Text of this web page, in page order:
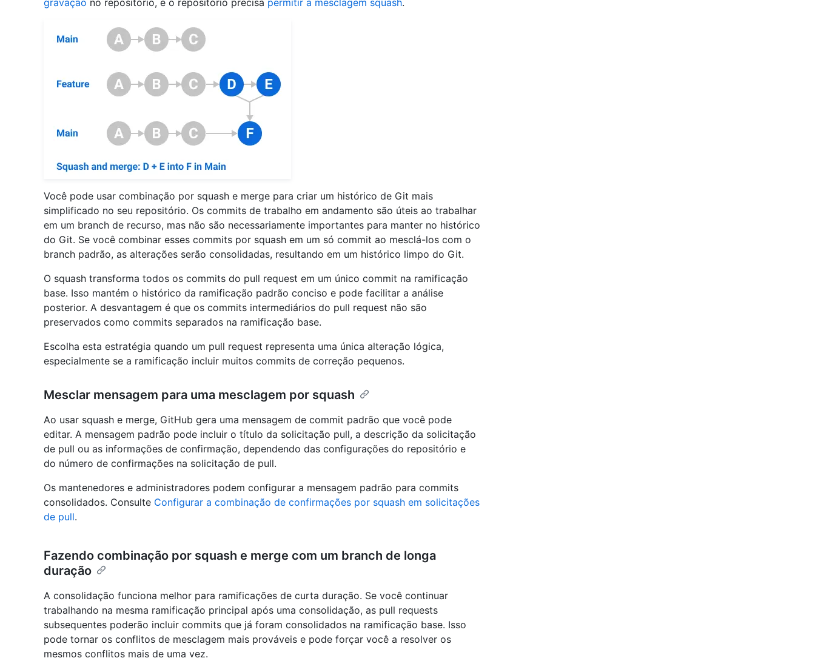
gravação no repositório, e o repositório precisa permitir a mesclagem squash.
Você pode usar combinação por squash e merge para criar um histórico de Git mais
simplificado no seu repositório. Os commits de trabalho em andamento são úteis ao trabalhar
em um branch de recurso, mas não são necessariamente importantes para manter no histórico
do Git. Se você combinar esses commits por squash em um só commit ao mesclá-los com o
branch padrão, as alterações serão consolidadas, resultando em um histórico limpo do Git.
O squash transforma todos os commits do pull request em um único commit na ramificação
base. Isso mantém o histórico da ramificação padrão conciso e pode facilitar a análise
posterior. A desvantagem é que os commits intermediários do pull request não são
preservados como commits separados na ramificação base.
Escolha esta estratégia quando um pull request representa uma única alteração lógica,
especialmente se a ramificação incluir muitos commits de correção pequenos.
Mesclar mensagem para uma mesclagem por squash
Ao usar squash e merge, GitHub gera uma mensagem de commit padrão que você pode
editar. A mensagem padrão pode incluir o título da solicitação pull, a descrição da solicitação
de pull ou as informações de confirmação, dependendo das configurações do repositório e
do número de confirmações na solicitação de pull.
Os mantenedores e administradores podem configurar a mensagem padrão para commits
consolidados. Consulte Configurar a combinação de confirmações por squash em solicitações
de pull.
Fazendo combinação por squash e merge com um branch de longa
duração
A consolidação funciona melhor para ramificações de curta duração. Se você continuar
trabalhando na mesma ramificação principal após uma consolidação, as pull requests
subsequentes poderão incluir commits que já foram consolidados na ramificação base. Isso
pode tornar os conflitos de mesclagem mais prováveis e pode forçar você a resolver os
mesmos conflitos mais de uma vez.